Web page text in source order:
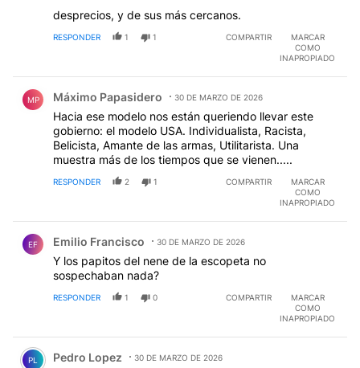
desprecios, y de sus más cercanos.
RESPONDER 1 1 COMPARTIR
MARCAR
COMO
INAPROPIADO
MP Máximo Papasidero 30 DE MARZO DE 2026
Hacia ese modelo nos están queriendo llevar este
gobierno: el modelo USA. Individualista, Racista,
Belicista, Amante de las armas, Utilitarista. Una
muestra más de los tiempos que se vienen.....
RESPONDER 2 1 COMPARTIR
MARCAR
COMO
INAPROPIADO
EF Emilio Francisco 30 DE MARZO DE 2026
Y los papitos del nene de la escopeta no
sospechaban nada?
RESPONDER 1 0 COMPARTIR
MARCAR
COMO
INAPROPIADO
Comentario de Pedro Lopez.
PL Pedro Lopez 30 DE MARZO DE 2026